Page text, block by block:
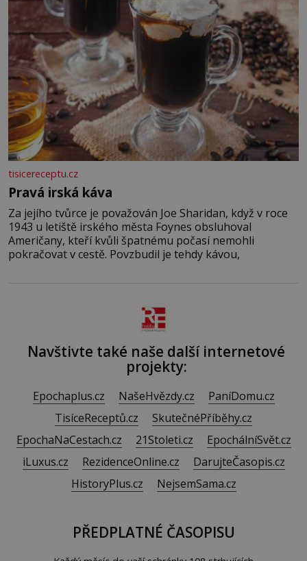
tisicereceptu.cz
Pravá irská káva
Za jejího tvůrce je považován Joe Sharidan, když v roce
1943 u letiště irského města Foynes obsluhoval
Američany, kteří kvůli špatnému počasí nemohli
pokračovat v cestě. Povzbudil je tehdy kávou,
Navštivte také naše další internetové
projekty:
Epochaplus.cz NašeHvězdy.cz
PaníDomu.cz
TisíceReceptů.cz
SkutečnéPříběhy.cz
EpochaNaCestach.cz
21Stoleti.cz
EpochálníSvět.cz
iLuxus.cz
RezidenceOnline.cz
DarujteČasopis.cz
HistoryPlus.cz
NejsemSama.cz
PŘEDPLATNÉ ČASOPISU